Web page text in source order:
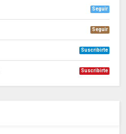
Seguir
Seguir
Suscribirte
Suscribirte